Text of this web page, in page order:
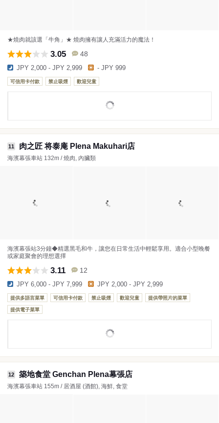
★燒肉就該選「牛角」★ 燒肉擁有讓人充滿活力的魔法！
3.05 48
JPY 2,000 - JPY 2,999 - JPY 999
可信用卡付款 禁止吸煙 歡迎兒童
11 肉之匠 将泰庵 Plena Makuhari店
海濱幕張車站 132m / 燒肉, 內臟類
海濱幕張站3分鐘◆精選黑毛和牛，讓您在日常生活中輕鬆享用。適合小型晚餐
或家庭聚會的理想選擇
3.11 12
JPY 6,000 - JPY 7,999 JPY 2,000 - JPY 2,999
提供多語言菜單 可信用卡付款 禁止吸煙 歡迎兒童 提供帶照片的菜單
提供電子菜單
12 築地食堂 Genchan Plena幕張店
海濱幕張車站 155m / 居酒屋 (酒館), 海鮮, 食堂